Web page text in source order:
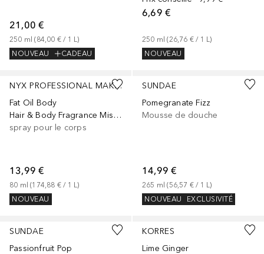
21,00 €
250 ml (84,00 € / 1 L)
NOUVEAU
CADEAU
6,69 €
250 ml (26,76 € / 1 L)
NOUVEAU
NYX PROFESSIONAL MAKEUP
Fat Oil Body
Hair & Body Fragrance Mist Juicy Boo
spray pour le corps
13,99 €
80 ml (174,88 € / 1 L)
NOUVEAU
SUNDAE
Pomegranate Fizz
Mousse de douche
14,99 €
265 ml (56,57 € / 1 L)
NOUVEAU
EXCLUSIVITÉ
SUNDAE
Passionfruit Pop
KORRES
Lime Ginger